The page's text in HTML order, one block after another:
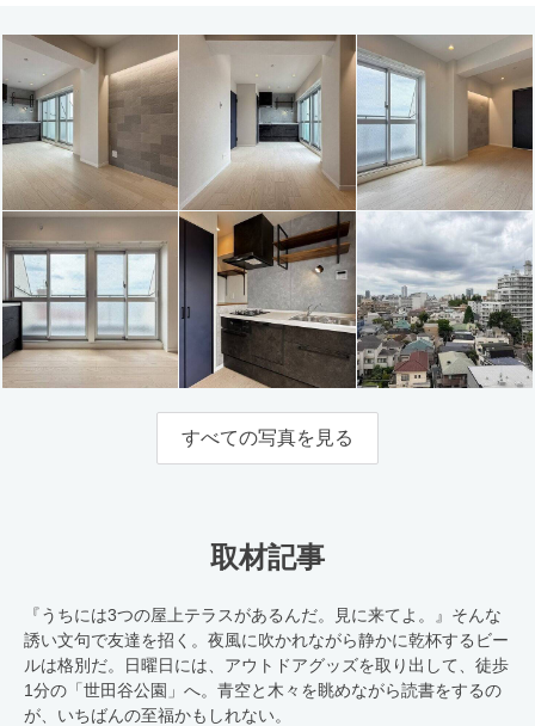
すべての写真を見る
取材記事
『うちには3つの屋上テラスがあるんだ。見に来てよ。』そんな
誘い文句で友達を招く。夜風に吹かれながら静かに乾杯するビー
ルは格別だ。日曜日には、アウトドアグッズを取り出して、徒歩
1分の「世田谷公園」へ。青空と木々を眺めながら読書をするの
が、いちばんの至福かもしれない。